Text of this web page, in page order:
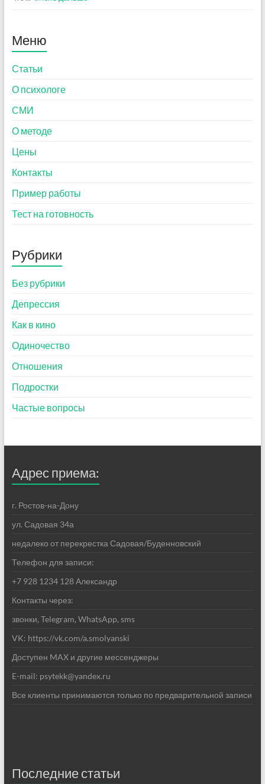
Меню
Статьи
О психологе
СМИ
О методе
Цены
Контакты
Пример работы
Тест на готовность
Рубрики
Без рубрики
Депрессия
Как в кино
Одиночество
Отношения
Подростки
Частые вопросы
Адрес приема:
г. Ростов-на-Дону
ул. Садовая 34а
недалеко от перекрестка Садовая/Буденновский
Телефон для записи:
+7 928 1234 128 Александр
Контакты через:
звонки, Telegram, WhatsApp, sms
VK: https://vk.com/a.smolyanski
Доступен MAX и другие мессенджеры
E-mail: psytekk@yandex.ru
Все клиенты принимаются только по предварительной записи
Последние статьи